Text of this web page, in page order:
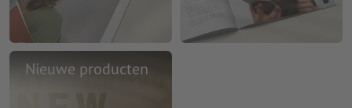
Nieuwe producten